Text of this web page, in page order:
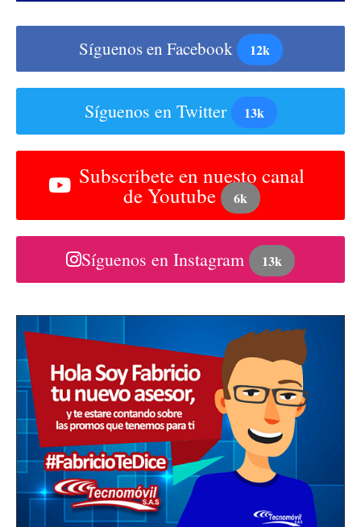
Síguenos en Facebook 12k
Síguenos en Twitter 13k
Subscribete en nuesto canal
de Youtube 6k
Síguenos en Instagram 13k